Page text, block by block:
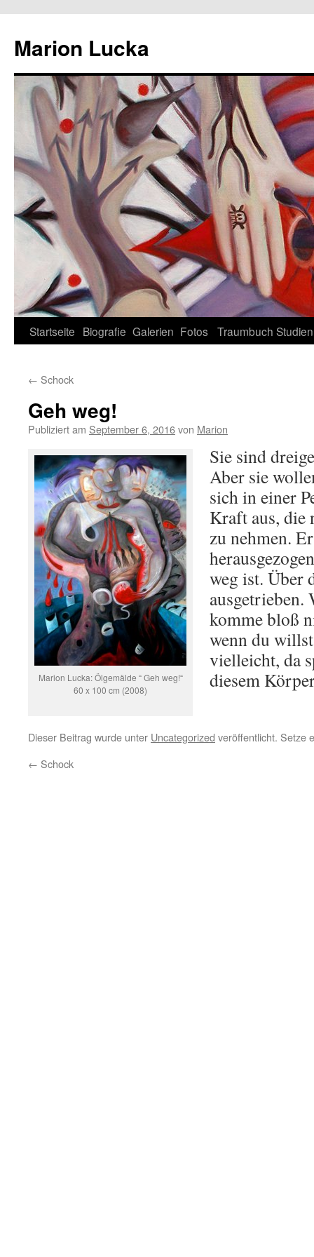
Marion Lucka
Zum
springen
Startseite Biografie Galerien Fotos Traumbuch Studien
← Schock
Geh weg!
Publiziert am September 6, 2016von Marion
Marion Lucka: Ölgemälde “ Geh weg!“
60 x 100 cm (2008)
Sie sind
Aber sie
sich in einer
Kraft aus, die
zu nehmen.
weg ist. Über
ausgetrieben.
komme bloß
wenn du
vielleicht, da
diesem
Dieser Beitrag wurde unter Uncategorized veröffentlicht. Setze
← Schock